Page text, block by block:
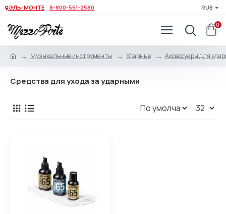
ЭЛЬ-МОНТЕ 8-800-551-2580 RUB
0
Музыкальные инструменты Ударные Аксессуары для
Средства для ухода за ударными